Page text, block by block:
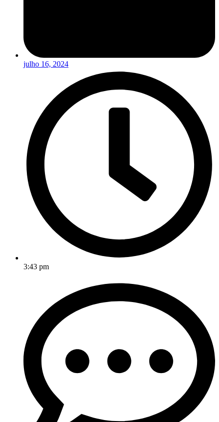
julho 16, 2024
3:43 pm